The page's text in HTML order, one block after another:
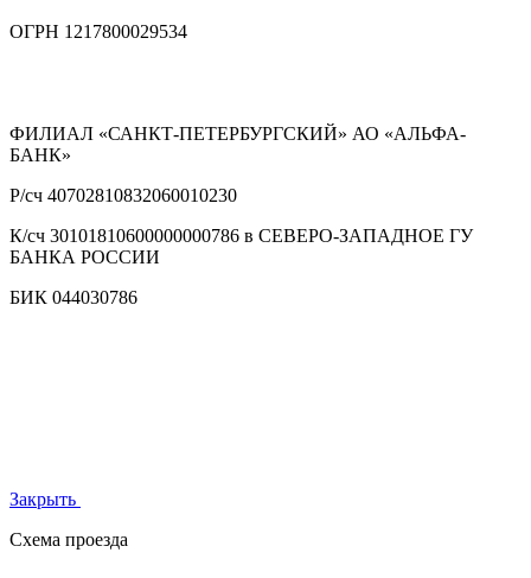
ОГРН 1217800029534
ФИЛИАЛ «САНКТ-ПЕТЕРБУРГСКИЙ» АО «АЛЬФА-
БАНК»
Р/сч 40702810832060010230
К/сч 30101810600000000786 в СЕВЕРО-ЗАПАДНОЕ ГУ
БАНКА РОССИИ
БИК 044030786
Закрыть
Схема проезда